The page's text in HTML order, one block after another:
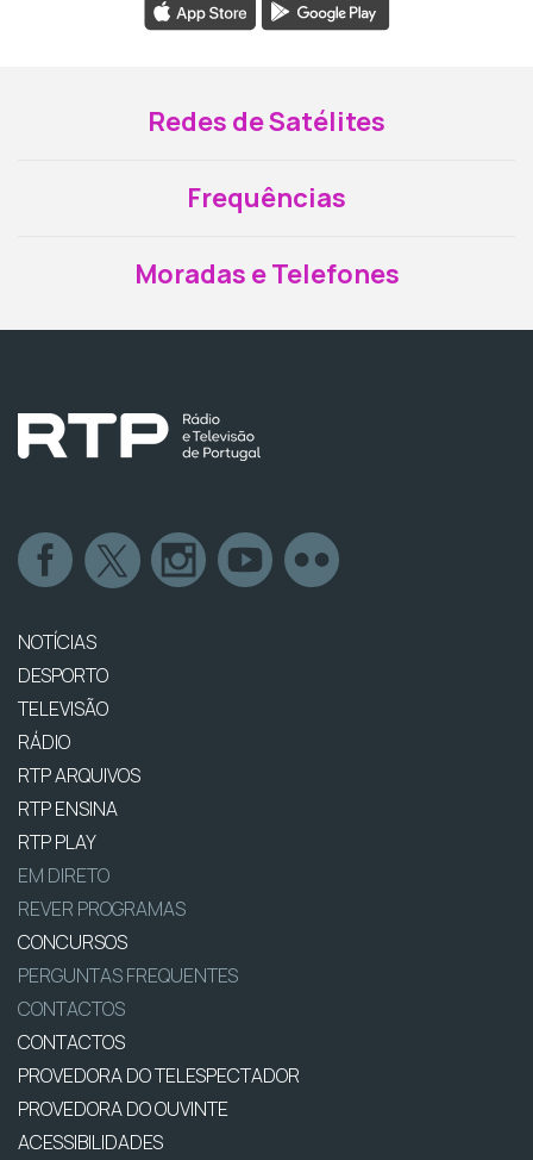
Redes de Satélites
Frequências
Moradas e Telefones
NOTÍCIAS
DESPORTO
TELEVISÃO
RÁDIO
RTP ARQUIVOS
RTP ENSINA
RTP PLAY
EM DIRETO
REVER PROGRAMAS
CONCURSOS
PERGUNTAS FREQUENTES
CONTACTOS
CONTACTOS
PROVEDORA DO TELESPECTADOR
PROVEDORA DO OUVINTE
ACESSIBILIDADES